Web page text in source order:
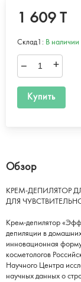
1 609 T
Склад1: В наличии
– +
Купить
Обзор
КРЕМ-ДЕПИЛЯТОР
ДЛЯ
Крем-депилятор
депиляции в
инновационная
косметологов
Научного Центра
научных данных о